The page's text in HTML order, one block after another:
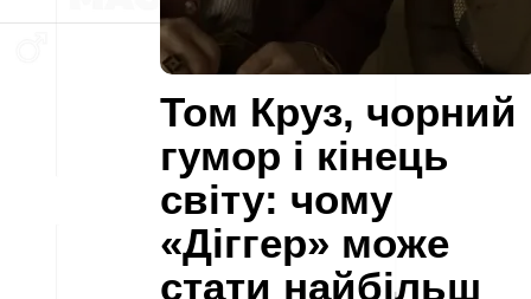
Том Круз, чорний
гумор і кінець
світу: чому
«Діггер» може
стати найбільш